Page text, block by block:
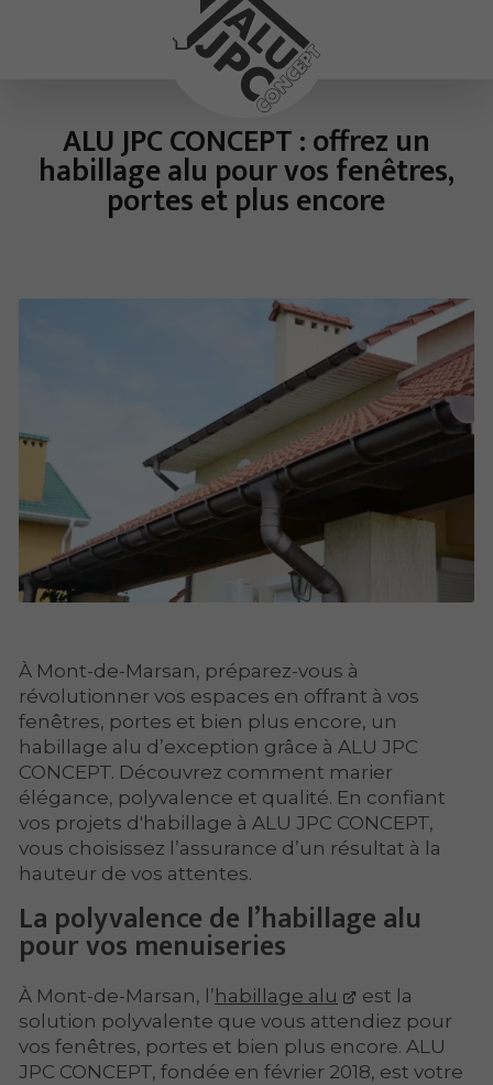
ALU JPC CONCEPT : offrez un
habillage alu pour vos fenêtres,
portes et plus encore
À Mont-de-Marsan, préparez-vous à
révolutionner vos espaces en offrant à vos
fenêtres, portes et bien plus encore, un
habillage alu d’exception grâce à ALU JPC
CONCEPT. Découvrez comment marier
élégance, polyvalence et qualité. En confiant
vos projets d'habillage à ALU JPC CONCEPT,
vous choisissez l’assurance d’un résultat à la
hauteur de vos attentes.
La polyvalence de l’habillage alu
pour vos menuiseries
À Mont-de-Marsan, l’ habillage alu
est la
solution polyvalente que vous attendiez pour
vos fenêtres, portes et bien plus encore. ALU
JPC CONCEPT, fondée en février 2018, est votre